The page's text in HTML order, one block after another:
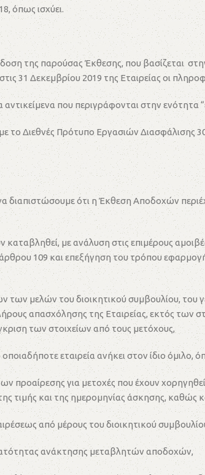
όπως ισχύει.
της παρούσας Έκθεσης, που βασίζεται
31 Δεκεμβρίου 2019 της Εταιρείας οι
αντικείμενα που περιγράφονται στην
το Διεθνές Πρότυπο Εργασιών Διασφάλισης
διαπιστώσουμε ότι η Έκθεση Αποδοχών
με ανάλυση στις επιμέρους
109 και επεξήγηση του τρόπου
μελών του διοικητικού συμβουλίου, του
απασχόλησης της Εταιρείας, εκτός των
των στοιχείων από τους μετόχους,
εταιρεία ανήκει στον ίδιο όμιλο,
προαίρεσης για μετοχές που έχουν
τιμής και της ημερομηνίας άσκησης, καθώς
από μέρους του διοικητικού
ανάκτησης μεταβλητών αποδοχών,